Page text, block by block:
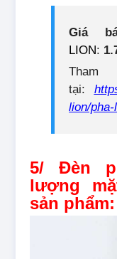
Giá
LION:
tại:
lion/
5/ Đèn
lượng
sản